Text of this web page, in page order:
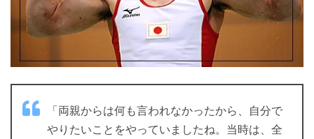
「両親からは何も言われなかったから、自分で
やりたいことをやっていましたね。当時は、全